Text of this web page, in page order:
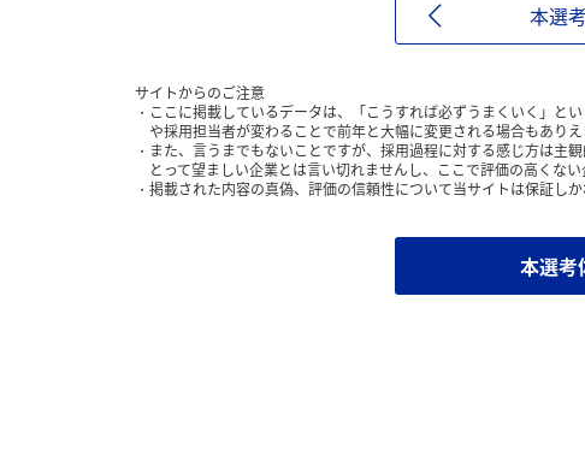
本選
サイトからのご注意
ここに掲載しているデータは、「こうすれば必ずうまくいく」と
や採用担当者が変わることで前年と大幅に変更される場合もありえ
また、言うまでもないことですが、採用過程に対する感じ方は主
とって望ましい企業とは言い切れませんし、ここで評価の高くな
掲載された内容の真偽、評価の信頼性について当サイトは保証し
本選考